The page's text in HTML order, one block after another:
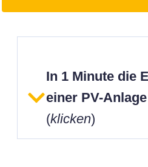
In 1 Minute die
einer PV-
(klicken)